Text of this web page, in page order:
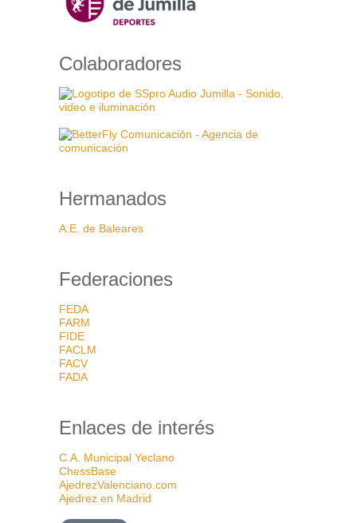
Colaboradores
Hermanados
A.E. de Baleares
Federaciones
FEDA
FARM
FIDE
FACLM
FACV
FADA
Enlaces de interés
C.A. Municipal Yeclano
ChessBase
AjedrezValenciano.com
Ajedrez en Madrid